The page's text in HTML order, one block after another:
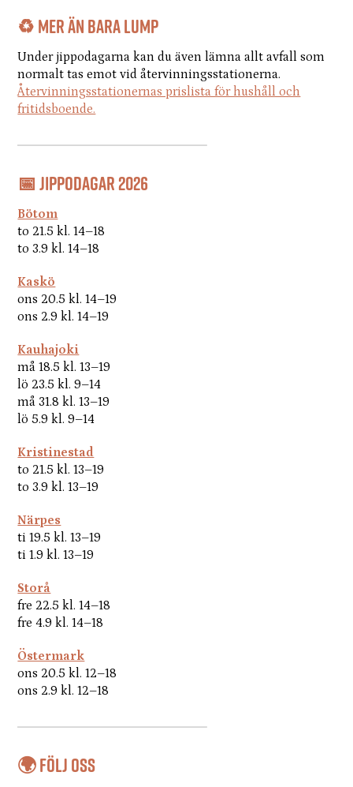
♻️ Mer än bara lump
Under jippodagarna kan du även lämna allt avfall som
normalt tas emot vid återvinningsstationerna.
Återvinningsstationernas prislista för hushåll och
fritidsboende.
📅 Jippodagar 2026
Bötom
to 21.5 kl. 14–18
to 3.9 kl. 14–18
Kaskö
ons 20.5 kl. 14–19
ons 2.9 kl. 14–19
Kauhajoki
må 18.5 kl. 13–19
lö 23.5 kl. 9–14
må 31.8 kl. 13–19
lö 5.9 kl. 9–14
Kristinestad
to 21.5 kl. 13–19
to 3.9 kl. 13–19
Närpes
ti 19.5 kl. 13–19
ti 1.9 kl. 13–19
Storå
fre 22.5 kl. 14–18
fre 4.9 kl. 14–18
Östermark
ons 20.5 kl. 12–18
ons 2.9 kl. 12–18
🌍 Följ oss